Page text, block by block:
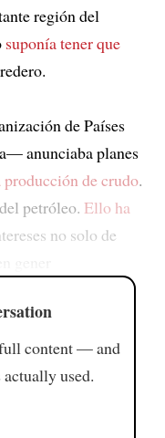
región del
suponía tener que
de Países
anunciaba planes
de crudo.
petróleo. Ello ha
no solo de
content — and
used.